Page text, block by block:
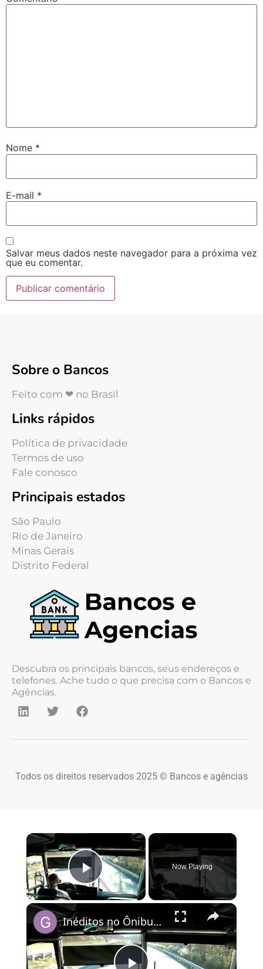
Nome *
E-mail *
Salvar meus dados neste navegador para a próxima vez
que eu comentar.
Sobre o Bancos
Feito com ❤ no Brasil
Links rápidos
Política de privacidade
Termos de uso
Fale conosco
Principais estados
São Paulo
Rio de Janeiro
Minas Gerais
Distrito Federal
Descubra os principais bancos, seus endereços e
telefones. Ache tudo o que precisa com o Bancos e
Agências.
Todos os direitos reservados 2025 © Bancos e agências
×
Play Video
Now Playing
×
Inéditos no Ônibus Brasil